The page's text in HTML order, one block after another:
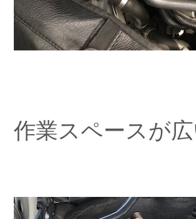
作業スペースが